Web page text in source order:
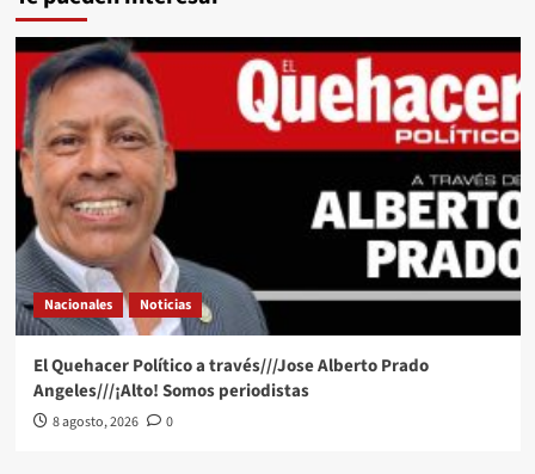
Nacionales Noticias
El Quehacer Político a través///Jose Alberto Prado
Angeles///¡Alto! Somos periodistas
8 agosto, 2026 0